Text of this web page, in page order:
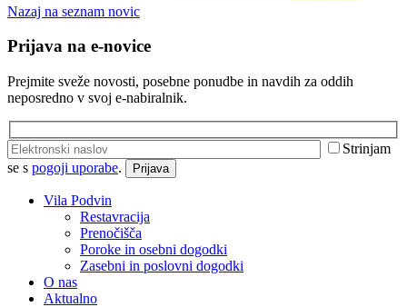
Nazaj na seznam novic
Prijava na e-novice
Prejmite sveže novosti, posebne ponudbe in navdih za oddih
neposredno v svoj e-nabiralnik.
Strinjam
se s pogoji uporabe. Prijava
Vila Podvin
Restavracija
Prenočišča
Poroke in osebni dogodki
Zasebni in poslovni dogodki
O nas
Aktualno